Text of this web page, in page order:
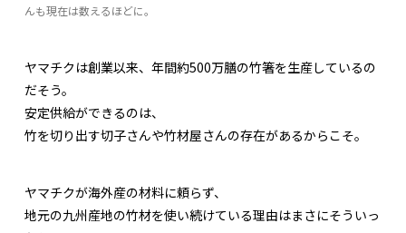
んも現在は数えるほどに。
ヤマチクは創業以来、年間約500万膳の竹箸を生産しているの
だそう。
安定供給ができるのは、
竹を切り出す切子さんや竹材屋さんの存在があるからこそ。
ヤマチクが海外産の材料に頼らず、
地元の九州産地の竹材を使い続けている理由はまさにそういっ